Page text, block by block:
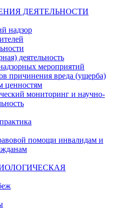
ДЕЯТЕЛЬНОСТИ
надзор
деятельность
мероприятий
причинения вреда (ущерба)
ценностям
мониторинг и научно-
помощи инвалидам и